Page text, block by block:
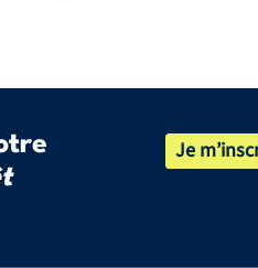
Je